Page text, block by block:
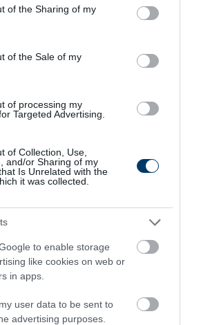
or usage behaviour. You may click to
to Google and its third-party tags to
specified purposes in below Google
of the Sharing of my
of the Sale of my
of processing my
Targeted Advertising.
of Collection, Use,
and/or Sharing of my
Is Unrelated with the
it was collected.
to enable storage
like cookies on web or
in apps.
user data to be sent to
advertising purposes.
Removes All Parasites From